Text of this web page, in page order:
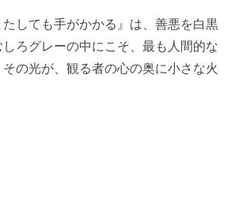
たしても手がかかる』は、善悪を白黒
ろグレーの中にこそ、最も人間的な
の光が、観る者の心の奥に小さな火